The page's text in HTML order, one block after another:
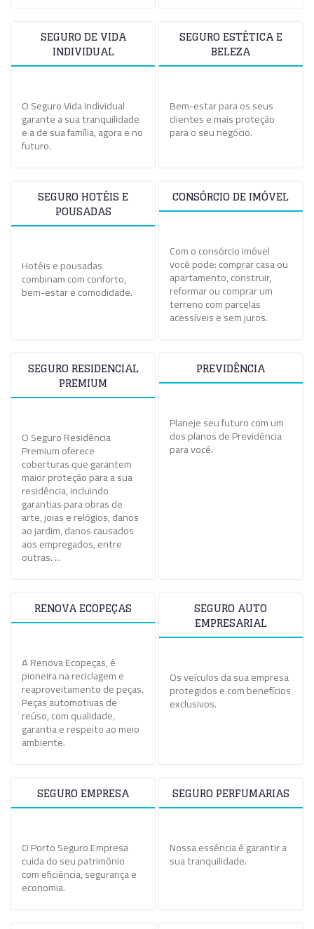
SEGURO DE VIDA
INDIVIDUAL
O Seguro Vida Individual
garante a sua tranquilidade
e a de sua família, agora e no
futuro.
SEGURO ESTÉTICA E
BELEZA
Bem-estar para os seus
clientes e mais proteção
para o seu negócio.
SEGURO HOTÉIS E
POUSADAS
Hotéis e pousadas
combinam com conforto,
bem-estar e comodidade.
CONSÓRCIO DE IMÓVEL
Com o consórcio imóvel
você pode: comprar casa ou
apartamento, construir,
reformar ou comprar um
terreno com parcelas
acessíveis e sem juros.
SEGURO RESIDENCIAL
PREMIUM
O Seguro Residência
Premium oferece
coberturas que garantem
maior proteção para a sua
residência, incluindo
garantias para obras de
arte, joias e relógios, danos
ao jardim, danos causados
aos empregados, entre
outras. ...
PREVIDÊNCIA
Planeje seu futuro com um
dos planos de Previdência
para você.
RENOVA ECOPEÇAS
A Renova Ecopeças, é
pioneira na reciclagem e
reaproveitamento de peças.
Peças automotivas de
reúso, com qualidade,
garantia e respeito ao meio
ambiente.
SEGURO AUTO
EMPRESARIAL
Os veículos da sua empresa
protegidos e com benefícios
exclusivos.
SEGURO EMPRESA
O Porto Seguro Empresa
cuida do seu patrimônio
com eficiência, segurança e
economia.
SEGURO PERFUMARIAS
Nossa essência é garantir a
sua tranquilidade.